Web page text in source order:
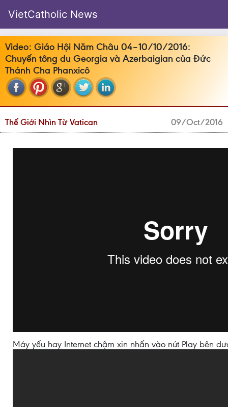
VietCatholic News
Video: Giáo Hội Năm Châu 04–10/10/2016:
Chuyến tông du Georgia và Azerbaigian của Đức
Thánh Cha Phanxicô
Thế Giới Nhìn Từ Vatican 09/Oct/2016
Máy yếu hay Internet chậm xin nhấn vào nút Play bên